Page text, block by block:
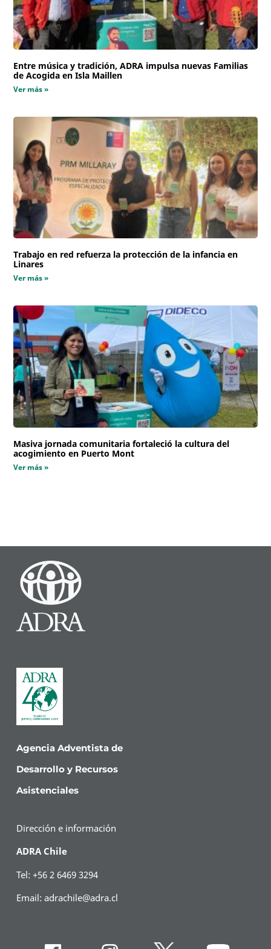
Entre música y tradición, ADRA impulsa nuevas Familias
de Acogida en Isla Maillen
Ver más »
Trabajo en red refuerza la protección de la infancia en
Linares
Ver más »
Masiva jornada comunitaria fortaleció la cultura del
acogimiento en Puerto Mont
Ver más »
Agencia Adventista de
Desarrollo y Recursos
Asistenciales
Dirección e información
ADRA Chile
Tel: +56 2 6469 3294
Email:adrachile@adra.cl